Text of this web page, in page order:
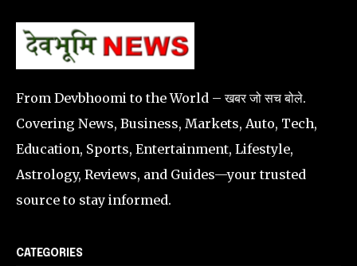
From Devbhoomi to the World – खबर जो सच बोले.
Covering News, Business, Markets, Auto, Tech,
Education, Sports, Entertainment, Lifestyle,
Astrology, Reviews, and Guides—your trusted
source to stay informed.
CATEGORIES